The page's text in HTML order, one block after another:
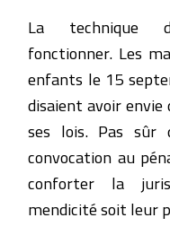
La technique
fonctionner. Les
enfants le 15
disaient avoir
ses lois. Pas sûr
convocation au
conforter la
mendicité soit leur